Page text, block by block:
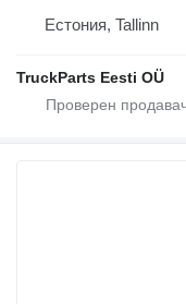
Естония, Tallinn
TruckParts Eesti OÜ